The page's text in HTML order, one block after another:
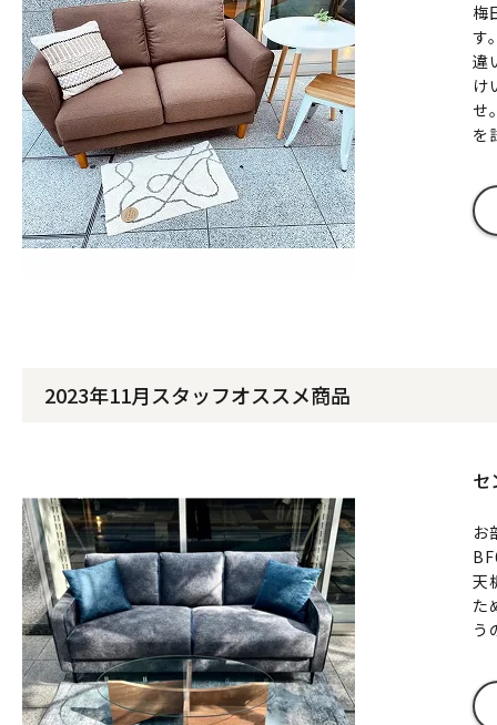
梅
す
違
け
せ
を
2023年11月スタッフオススメ商品
セ
お
天
た
う